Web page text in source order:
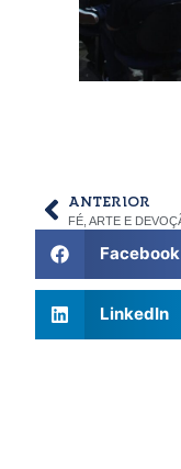
ANTERIOR
Facebook
LinkedIn